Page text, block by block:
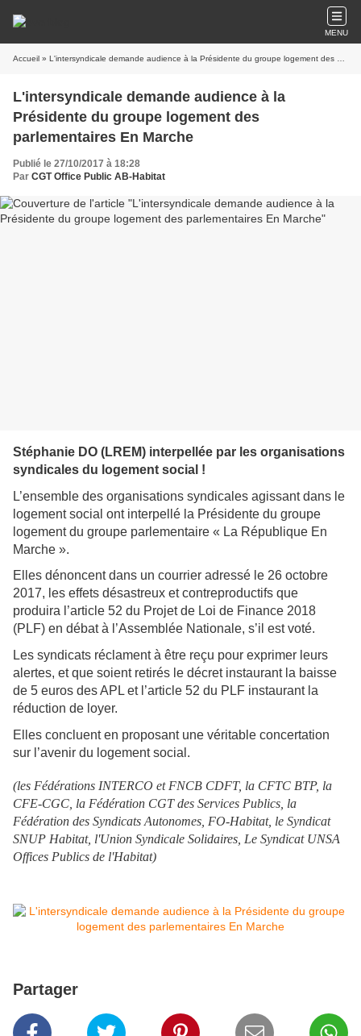
MENU
Accueil » L'intersyndicale demande audience à la Présidente du groupe logement des parlementaires En Marche
L'intersyndicale demande audience à la
Présidente du groupe logement des
parlementaires En Marche
Publié le 27/10/2017 à 18:28
Par CGT Office Public AB-Habitat
Stéphanie DO (LREM) interpellée par les organisations
syndicales du logement social !
L’ensemble des organisations syndicales agissant dans le
logement social ont interpellé la Présidente du groupe
logement du groupe parlementaire « La République En
Marche ».
Elles dénoncent dans un courrier adressé le 26 octobre
2017, les effets désastreux et contreproductifs que
produira l’article 52 du Projet de Loi de Finance 2018
(PLF) en débat à l’Assemblée Nationale, s’il est voté.
Les syndicats réclament à être reçu pour exprimer leurs
alertes, et que soient retirés le décret instaurant la baisse
de 5 euros des APL et l’article 52 du PLF instaurant la
réduction de loyer.
Elles concluent en proposant une véritable concertation
sur l’avenir du logement social.
(les Fédérations INTERCO et FNCB CDFT, la CFTC BTP, la
CFE-CGC, la Fédération CGT des Services Publics, la
Fédération des Syndicats Autonomes, FO-Habitat, le Syndicat
SNUP Habitat, l'Union Syndicale Solidaires, Le Syndicat UNSA
Offices Publics de l'Habitat)
Partager